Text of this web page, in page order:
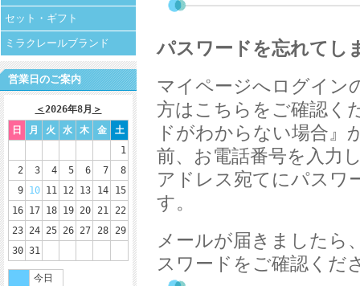
セット・ギフト
ミラクレールブランド
営業日のご案内
＜2026年8月 ＞
日
月 火 水 木 金
土
1
2
3 4 5 6 7
8
9 10 11 12 13 14
15
16 17 18 19 20 21
22
23 24 25 26 27 28
29
30 31
今日
パスワードを忘れてし
マイページへログイン
方はこちらをご確認く
ドがわからない場合』
前、お電話番号を入力
アドレス宛てにパスワ
す。
メールが届きましたら
スワードをご確認くだ